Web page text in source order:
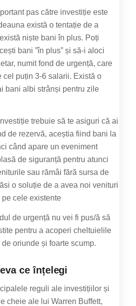
pas către investiție este
există o tentație de a
niște bani în plus. Poți
bani ”în plus” și să-i aloci
numit fond de urgență, care
cel puțin 3-6 salarii. Există o
bani albi strânși pentru zile
trebuie să te asiguri că ai
de rezervă, aceștia fiind bani la
când apare un eveniment
de siguranță pentru atunci
sau rămâi fără sursa de
o soluție de a avea noi venituri
cele existente
de urgență nu vei fi pus/ă să
pentru a acoperi cheltuielile
oriunde și foarte scump.
ce înțelegi
reguli ale investițiilor și
cheie ale lui Warren Buffett,